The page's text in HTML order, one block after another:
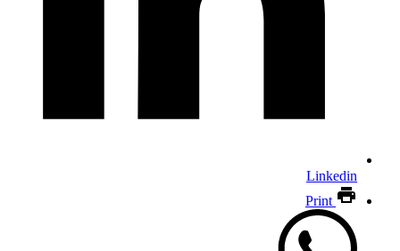
Linkedin
Print